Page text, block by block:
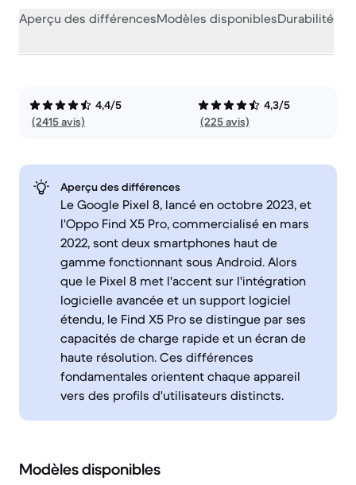
Aperçu des différencesModèles disponiblesDurabilité
4,4/5
(2415 avis)
4,3/5
(225 avis)
Aperçu des différences
Le Google Pixel 8, lancé en octobre 2023, et
l'Oppo Find X5 Pro, commercialisé en mars
2022, sont deux smartphones haut de
gamme fonctionnant sous Android. Alors
que le Pixel 8 met l'accent sur l'intégration
logicielle avancée et un support logiciel
étendu, le Find X5 Pro se distingue par ses
capacités de charge rapide et un écran de
haute résolution. Ces différences
fondamentales orientent chaque appareil
vers des profils d'utilisateurs distincts.
Modèles disponibles